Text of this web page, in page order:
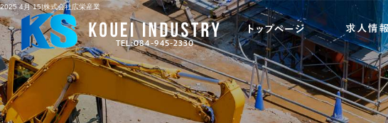
2025 4月 15|株式会社広栄産業